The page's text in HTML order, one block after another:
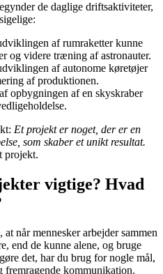
de daglige driftsaktiviteter,
af rumraketter kunne
og videre træning af astronauter.
af autonome køretøjer
af produktionen.
opbygningen af en skyskraber
Et projekt er noget, der er en
som skaber et unikt resultat.
projekt.
vigtige? Hvad
når mennesker arbejder sammen
end de kunne alene, og bruge
det, har du brug for nogle mål,
fremragende kommunikation.